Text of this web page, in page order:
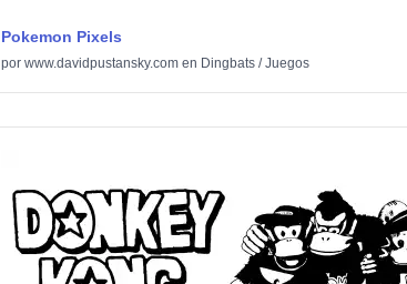
Pokemon Pixels
por www.davidpustansky.comen Dingbats/Juegos